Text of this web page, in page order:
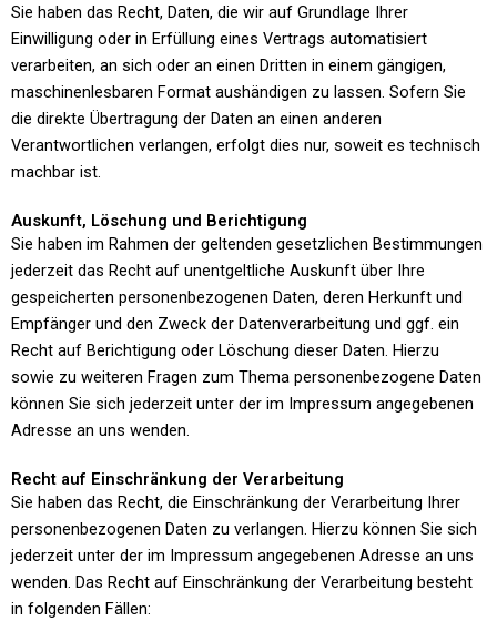
Sie haben das Recht, Daten, die wir auf Grundlage Ihrer
Einwilligung oder in Erfüllung eines Vertrags automatisiert
verarbeiten, an sich oder an einen Dritten in einem gängigen,
maschinenlesbaren Format aushändigen zu lassen. Sofern Sie
die direkte Übertragung der Daten an einen anderen
Verantwortlichen verlangen, erfolgt dies nur, soweit es technisch
machbar ist.
Auskunft, Löschung und Berichtigung
Sie haben im Rahmen der geltenden gesetzlichen Bestimmungen
jederzeit das Recht auf unentgeltliche Auskunft über Ihre
gespeicherten personenbezogenen Daten, deren Herkunft und
Empfänger und den Zweck der Datenverarbeitung und ggf. ein
Recht auf Berichtigung oder Löschung dieser Daten. Hierzu
sowie zu weiteren Fragen zum Thema personenbezogene Daten
können Sie sich jederzeit unter der im Impressum angegebenen
Adresse an uns wenden.
Recht auf Einschränkung der Verarbeitung
Sie haben das Recht, die Einschränkung der Verarbeitung Ihrer
personenbezogenen Daten zu verlangen. Hierzu können Sie sich
jederzeit unter der im Impressum angegebenen Adresse an uns
wenden. Das Recht auf Einschränkung der Verarbeitung besteht
in folgenden Fällen: